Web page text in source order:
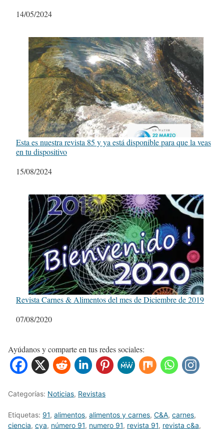
Fecha
14/05/2024
Esta es nuestra revista 85 y ya está disponible para que la veas
en tu dispositivo
Fecha
15/08/2024
Revista Carnes & Alimentos del mes de Diciembre de 2019
Fecha
07/08/2020
Ayúdanos y comparte en tus redes sociales:
Categorías: Noticias, Revistas
Etiquetas: 91, alimentos, alimentos y carnes, C&A, carnes,
ciencia, cya, número 91, numero 91, revista 91, revista c&a,